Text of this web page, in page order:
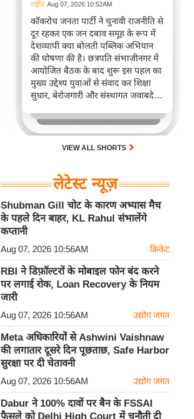
राष्ट्रीय Aug 07, 2026 10:52AM
कॉकरोच जनता पार्टी ने चुनावी राजनीति से
दूर रहकर एक जन दबाव समूह के रूप में
देशव्यापी क्या बोलती पब्लिक अभियान
की घोषणा की है। छत्रपति संभाजीनगर में
आयोजित बैठक के बाद शुरू इस पहल का
मुख्य उद्देश्य युवाओं से संवाद कर शिक्षा
सुधार, बेरोजगारी और संस्थागत जवाबदेही
अभियान नागरिक समाज संगठनों के साथ
मिलकर लोकतांत्रिक सुधारों को नई दिशा
देने का रणनीतिक प्रयास है।
VIEW ALL SHORTS
लेटेस्ट न्यूज़
Shubman Gill चोट के कारण अभ्यास मैच
के पहले दिन बाहर, KL Rahul संभालेंगे
कप्तानी
Aug 07, 2026 10:56AM क्रिकेट
RBI ने डिफ़ॉल्टरों के मोबाइल फोन बंद करने
पर लगाई रोक, Loan Recovery के नियम
जारी
Aug 07, 2026 10:56AM उद्योग जगत
Meta अधिकारियों से Ashwini Vaishnaw
की लगातार दूसरे दिन पूछताछ, Safe Harbor
सुरक्षा पर दी चेतावनी
Aug 07, 2026 10:56AM उद्योग जगत
Dabur ने 100% दावों पर बैन के FSSAI
फैसले को Delhi High Court में चुनौती दी